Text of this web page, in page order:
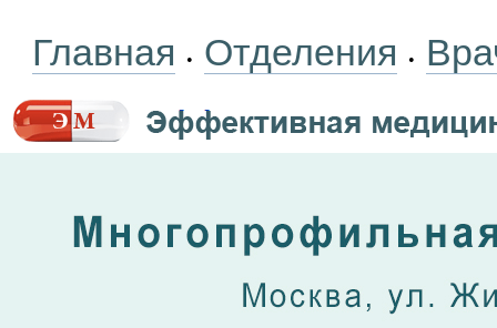
Главная • Отделения •